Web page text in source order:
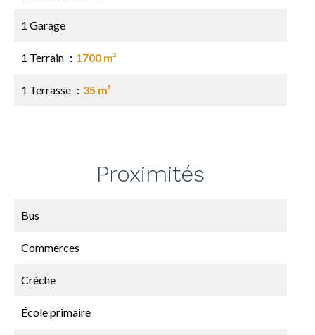
1 Garage
1 Terrain 1700 m²
1 Terrasse 35 m²
Proximités
Bus
Commerces
Crèche
École primaire